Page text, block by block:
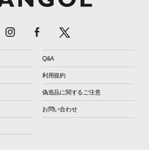
Q&A
利用規約
偽造品に関するご注意
お問い合わせ